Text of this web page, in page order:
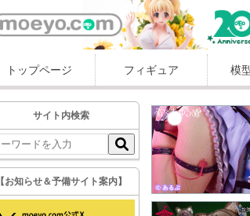
トップページ フィギュア 模
サイト内検索
【お知らせ＆予備サイト案内】